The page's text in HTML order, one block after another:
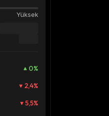
Yüksek
0%
2,4%
5,5%